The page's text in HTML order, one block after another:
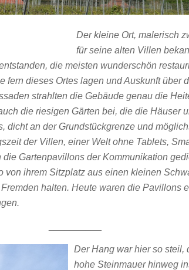
Der kleine Ort, malerisch
für seine alten Villen
die meisten wunderschön
fern dieses Ortes lagen und Auskunft über
strahlten die Gebäude genau die
die riesigen Gärten bei, die die Häuser
dicht an der Grundstückgrenze und
der Villen, einer Welt ohne Tablets,
Gartenpavillons der Kommunikation
von ihrem Sitzplatz aus einen kleinen
halten. Heute waren die Pavillons
Der Hang war hier so steil,
hohe Steinmauer hinweg